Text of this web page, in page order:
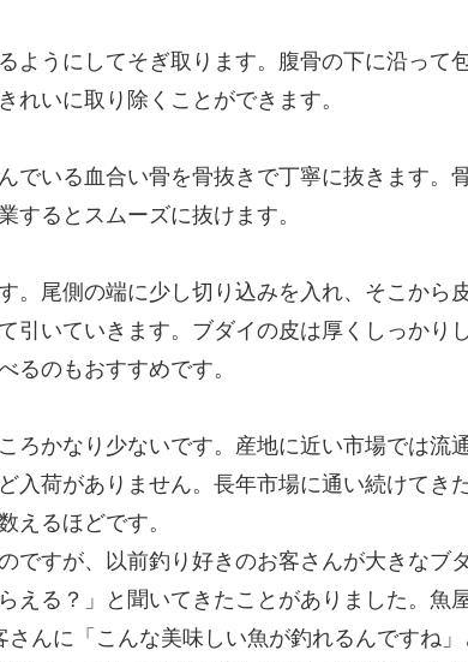
ようにしてそぎ取ります。腹骨の下に沿って
れいに取り除くことができます。
でいる血合い骨を骨抜きで丁寧に抜きます。
するとスムーズに抜けます。
。尾側の端に少し切り込みを入れ、そこから
引いていきます。ブダイの皮は厚くしっかり
るのもおすすめです。
ろかなり少ないです。産地に近い市場では流
入荷がありません。長年市場に通い続けてき
えるほどです。
ですが、以前釣り好きのお客さんが大きなブ
える？」と聞いてきたことがありました。魚
んに「こんな美味しい魚が釣れるんですね」